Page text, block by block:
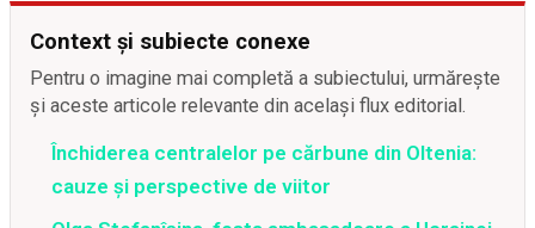
Context și subiecte conexe
Pentru o imagine mai completă a subiectului, urmărește
și aceste articole relevante din același flux editorial.
Închiderea centralelor pe cărbune din Oltenia:
cauze și perspective de viitor